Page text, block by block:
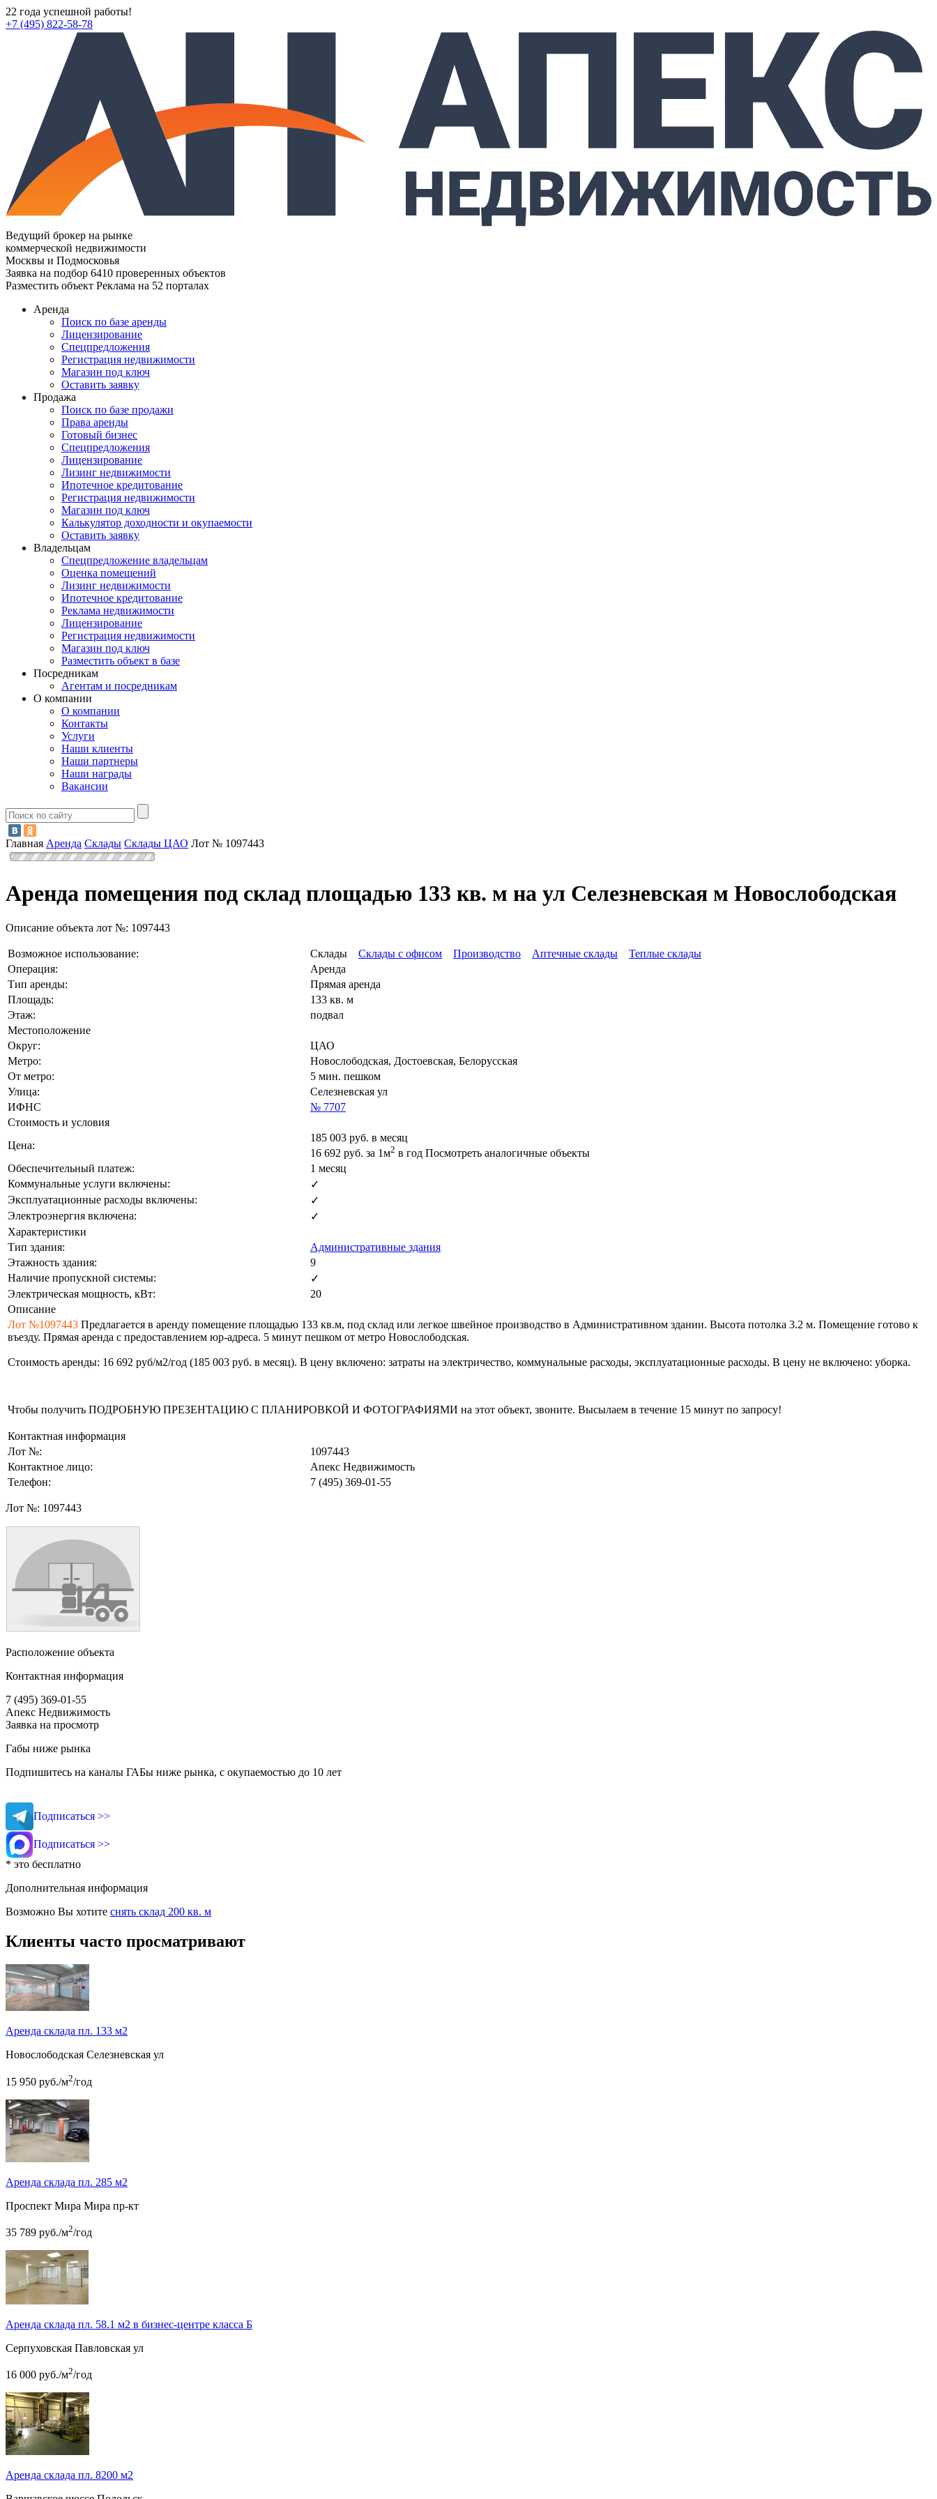
22 года успешной работы!
+7 (495) 822-58-78
Ведущий брокер на рынке
коммерческой недвижимости
Москвы и Подмосковья
Заявка на подбор 6410 проверенных объектов
Разместить объект Реклама на 52 порталах
Аренда
Поиск по базе аренды
Лицензирование
Спецпредложения
Регистрация недвижимости
Магазин под ключ
Оставить заявку
Продажа
Поиск по базе продажи
Права аренды
Готовый бизнес
Спецпредложения
Лицензирование
Лизинг недвижимости
Ипотечное кредитование
Регистрация недвижимости
Магазин под ключ
Калькулятор доходности и окупаемости
Оставить заявку
Владельцам
Спецпредложение владельцам
Оценка помещений
Лизинг недвижимости
Ипотечное кредитование
Реклама недвижимости
Лицензирование
Регистрация недвижимости
Магазин под ключ
Разместить объект в базе
Посредникам
Агентам и посредникам
О компании
О компании
Контакты
Услуги
Наши клиенты
Наши партнеры
Наши награды
Вакансии
Главная Аренда Склады Склады ЦАО Лот № 1097443
Аренда помещения под склад площадью 133 кв. м на ул Селезневская м Новослободская
Описание объекта лот №: 1097443
Возможное использование: Склады Склады с офисом Производство Аптечные склады
Теплые склады
Операция:
Аренда
Тип аренды:
Прямая аренда
Площадь:
133 кв. м
Этаж:
подвал
Местоположение
Округ:
ЦАО
Метро:
Новослободская, Достоевская, Белорусская
От метро:
5 мин. пешком
Улица:
Селезневская ул
ИФНС
№ 7707
Стоимость и условия
Цена:
185 003 руб. в месяц
16 692 руб. за 1м2 в год Посмотреть аналогичные объекты
Обеспечительный платеж:
1 месяц
Коммунальные услуги включены:
✓
Эксплуатационные расходы включены:
✓
Электроэнергия включена:
✓
Характеристики
Тип здания:
Административные здания
Этажность здания:
9
Наличие пропускной системы:
✓
Электрическая мощность, кВт:
20
Описание
Лот №1097443 Предлагается в аренду помещение площадью 133 кв.м, под склад или легкое швейное производство в Административном здании. Высота потолка 3.2 м. Помещение готово к
въезду. Прямая аренда с предоставлением юр-адреса. 5 минут пешком от метро Новослободская.
Стоимость аренды: 16 692 руб/м2/год (185 003 руб. в месяц). В цену включено: затраты на электричество, коммунальные расходы, эксплуатационные расходы. В цену не включено: уборка.
Чтобы получить ПОДРОБНУЮ ПРЕЗЕНТАЦИЮ С ПЛАНИРОВКОЙ И ФОТОГРАФИЯМИ на этот объект, звоните. Высылаем в течение 15 минут по запросу!
Контактная информация
Лот №:
1097443
Контактное лицо:
Апекс Недвижимость
Телефон:
7 (495) 369-01-55
Лот №: 1097443
Расположение объекта
Контактная информация
7 (495) 369-01-55
Апекс Недвижимость
Заявка на просмотр
Габы ниже рынка
Подпишитесь на каналы ГАБы ниже рынка, с окупаемостью до 10 лет
Подписаться >>
Подписаться >>
* это бесплатно
Дополнительная информация
Возможно Вы хотите снять склад 200 кв. м
Клиенты часто просматривают
Аренда склада пл. 133 м2
Новослободская Селезневская ул
15 950 руб./м2/год
Аренда склада пл. 285 м2
Проспект Мира Мира пр-кт
35 789 руб./м2/год
Аренда склада пл. 58.1 м2 в бизнес-центре класса Б
Серпуховская Павловская ул
16 000 руб./м2/год
Аренда склада пл. 8200 м2